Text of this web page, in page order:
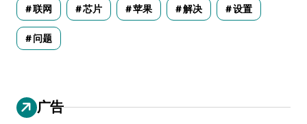
联网 芯片 苹果 解决 设置
问题
广告